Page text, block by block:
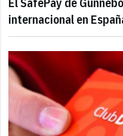
internacional en